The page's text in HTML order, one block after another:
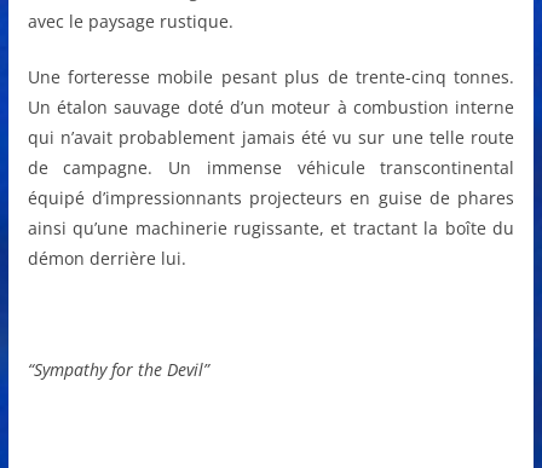
avec le paysage rustique.
Une forteresse mobile pesant plus de trente-cinq tonnes.
Un étalon sauvage doté d’un moteur à combustion interne
qui n’avait probablement jamais été vu sur une telle route
de campagne. Un immense véhicule transcontinental
équipé d’impressionnants projecteurs en guise de phares
ainsi qu’une machinerie rugissante, et tractant la boîte du
démon derrière lui.
“Sympathy for the Devil”